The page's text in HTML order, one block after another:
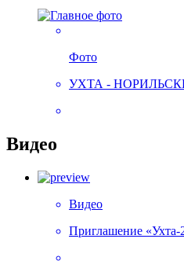
Фото
УХТА -
Видео
Видео
Приглашение «Ухта-